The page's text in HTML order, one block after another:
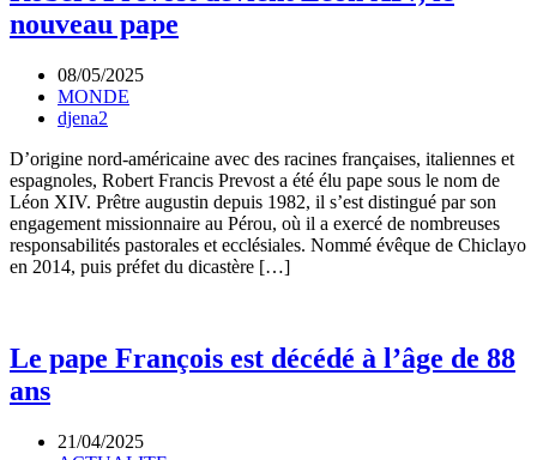
nouveau pape
08/05/2025
MONDE
djena2
D’origine nord-américaine avec des racines françaises, italiennes et
espagnoles, Robert Francis Prevost a été élu pape sous le nom de
Léon XIV. Prêtre augustin depuis 1982, il s’est distingué par son
engagement missionnaire au Pérou, où il a exercé de nombreuses
responsabilités pastorales et ecclésiales. Nommé évêque de Chiclayo
en 2014, puis préfet du dicastère […]
Le pape François est décédé à l’âge de 88
ans
21/04/2025